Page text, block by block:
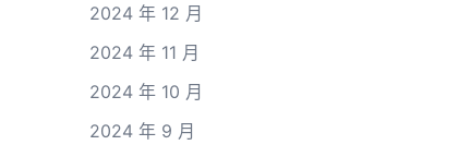
2024 年 12 月
2024 年 11 月
2024 年 10 月
2024 年 9 月